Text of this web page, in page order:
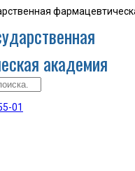
академия
01